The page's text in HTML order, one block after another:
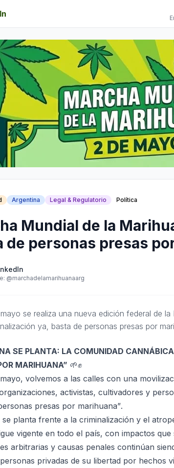
Argentina Legal & Regulatorio Política
Mundial de la
de personas presas
@marchadelamarihuanaarg
se realiza una nueva edición federal de
ya, basta de personas presas por
SE PLANTA: LA COMUNIDAD
MARIHUANA” 🌱✊️
volvemos a las calles con una
activistas, cultivadores y
presas por marihuana”.
se planta frente a la criminalización y el
vigente en todo el país, con impactos
arbitrarias y causas penales continúan
privadas de su libertad por hechos